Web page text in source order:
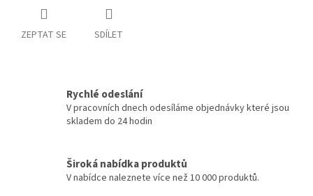
ZEPTAT SE SDÍLET
Rychlé odeslání
V pracovních dnech odesíláme objednávky které jsou
skladem do 24 hodin
Široká nabídka produktů
V nabídce naleznete více než 10 000 produktů.